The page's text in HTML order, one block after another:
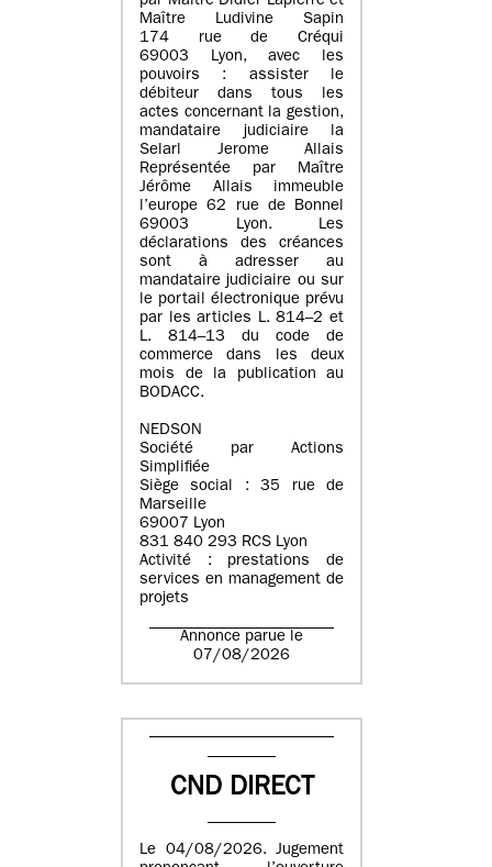
Maître Ludivine Sapin
174 rue de Créqui
69003 Lyon, avec les
pouvoirs : assister le
débiteur dans tous les
actes concernant la gestion,
mandataire judiciaire la
Selarl Jerome Allais
Représentée par Maître
Jérôme Allais immeuble
l’europe 62 rue de Bonnel
69003 Lyon. Les
déclarations des créances
sont à adresser au
mandataire judiciaire ou sur
le portail électronique prévu
par les articles L. 814–2 et
L. 814–13 du code de
commerce dans les deux
mois de la publication au
BODACC.
NEDSON
Société par Actions
Simplifiée
Siège social : 35 rue de
Marseille
69007 Lyon
831 840 293 RCS Lyon
Activité : prestations de
services en management de
projets
Annonce parue le
07/08/2026
CND DIRECT
Le 04/08/2026. Jugement